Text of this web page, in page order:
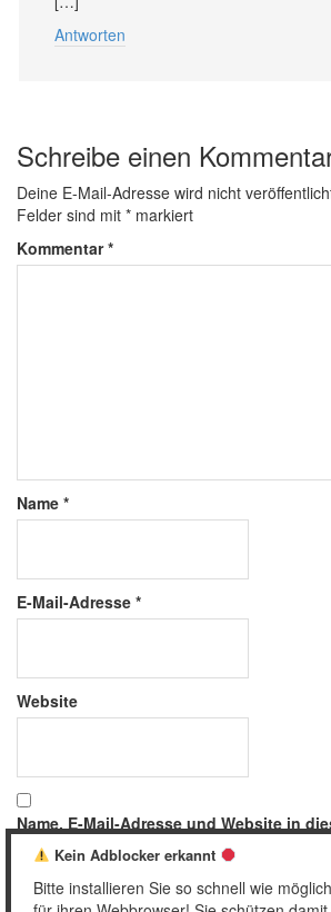
Antworten
Schreibe einen
Deine E-Mail-Adresse wird nicht
Felder sind mit * markiert
Kommentar*
Name *
E-Mail-Adresse *
Website
Name, E-Mail-Adresse und Website in
meinen nächsten Kommentar speichern.
Kein Adblocker erkannt
Bitte installieren Sie so schnell wie